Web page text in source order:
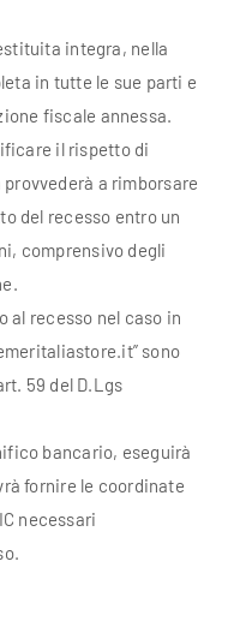
integra, nella
in tutte le sue parti e
fiscale annessa.
il rispetto di
a rimborsare
del recesso entro un
comprensivo degli
al recesso nel caso in
sono
59 del D.Lgs
bancario, eseguirà
fornire le coordinate
necessari